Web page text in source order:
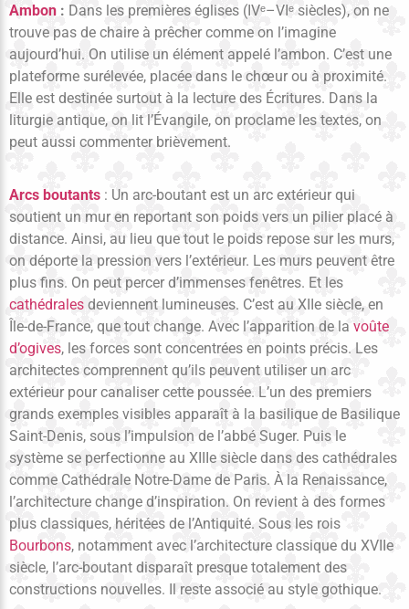
Ambon : Dans les premières églises (IVᵉ–VIᵉ siècles), on ne
trouve pas de chaire à prêcher comme on l’imagine
aujourd’hui. On utilise un élément appelé l’ambon. C’est une
plateforme surélevée, placée dans le chœur ou à proximité.
Elle est destinée surtout à la lecture des Écritures. Dans la
liturgie antique, on lit l’Évangile, on proclame les textes, on
peut aussi commenter brièvement.
Arcs boutants : Un arc-boutant est un arc extérieur qui
soutient un mur en reportant son poids vers un pilier placé à
distance. Ainsi, au lieu que tout le poids repose sur les murs,
on déporte la pression vers l’extérieur. Les murs peuvent être
plus fins. On peut percer d’immenses fenêtres. Et les
cathédrales deviennent lumineuses. C’est au XIIe siècle, en
Île-de-France, que tout change. Avec l’apparition de la voûte
d’ogives, les forces sont concentrées en points précis. Les
architectes comprennent qu’ils peuvent utiliser un arc
extérieur pour canaliser cette poussée. L’un des premiers
grands exemples visibles apparaît à la basilique de Basilique
Saint-Denis, sous l’impulsion de l’abbé Suger. Puis le
système se perfectionne au XIIIe siècle dans des cathédrales
comme Cathédrale Notre-Dame de Paris. À la Renaissance,
l’architecture change d’inspiration. On revient à des formes
plus classiques, héritées de l’Antiquité. Sous les rois
Bourbons, notamment avec l’architecture classique du XVIIe
siècle, l’arc-boutant disparaît presque totalement des
constructions nouvelles. Il reste associé au style gothique.